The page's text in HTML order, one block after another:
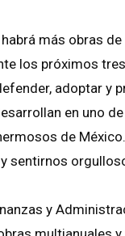
más obras
los próximos
adoptar y
en uno
de
sentirnos
y